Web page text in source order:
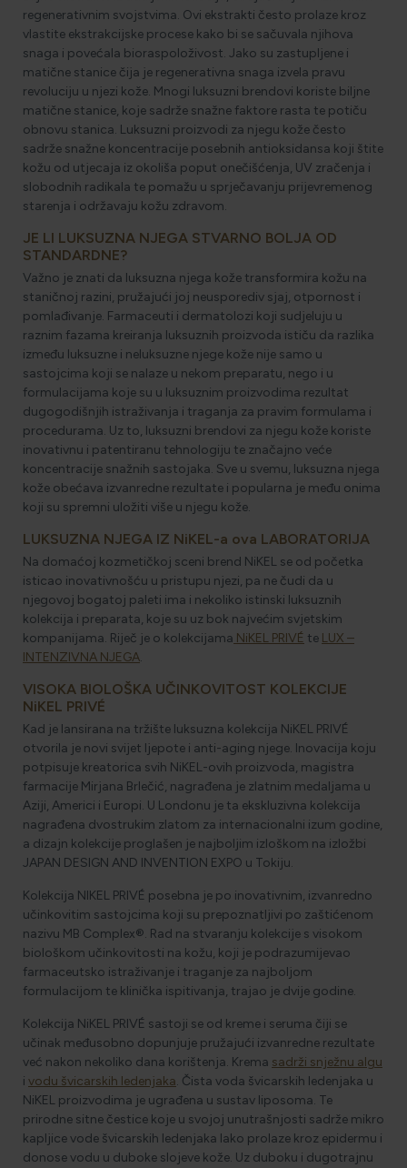
regenerativnim svojstvima. Ovi ekstrakti često prolaze kroz
vlastite ekstrakcijske procese kako bi se sačuvala njihova
snaga i povećala bioraspoloživost. Jako su zastupljene i
matične stanice čija je regenerativna snaga izvela pravu
revoluciju u njezi kože. Mnogi luksuzni brendovi koriste biljne
matične stanice, koje sadrže snažne faktore rasta te potiču
obnovu stanica. Luksuzni proizvodi za njegu kože često
sadrže snažne koncentracije posebnih antioksidansa koji štite
kožu od utjecaja iz okoliša poput onečišćenja, UV zračenja i
slobodnih radikala te pomažu u sprječavanju prijevremenog
starenja i održavaju kožu zdravom.
JE LI LUKSUZNA NJEGA STVARNO BOLJA OD
STANDARDNE?
Važno je znati da luksuzna njega kože transformira kožu na
staničnoj razini, pružajući joj neusporediv sjaj, otpornost i
pomlađivanje. Farmaceuti i dermatolozi koji sudjeluju u
raznim fazama kreiranja luksuznih proizvoda ističu da razlika
između luksuzne i neluksuzne njege kože nije samo u
sastojcima koji se nalaze u nekom preparatu, nego i u
formulacijama koje su u luksuznim proizvodima rezultat
dugogodišnjih istraživanja i traganja za pravim formulama i
procedurama. Uz to, luksuzni brendovi za njegu kože koriste
inovativnu i patentiranu tehnologiju te značajno veće
koncentracije snažnih sastojaka. Sve u svemu, luksuzna njega
kože obećava izvanredne rezultate i popularna je među onima
koji su spremni uložiti više u njegu kože.
LUKSUZNA NJEGA IZ NiKEL-a ova LABORATORIJA
Na domaćoj kozmetičkoj sceni brend NiKEL se od početka
isticao inovativnošću u pristupu njezi, pa ne čudi da u
njegovoj bogatoj paleti ima i nekoliko istinski luksuznih
kolekcija i preparata, koje su uz bok najvećim svjetskim
kompanijama. Riječ je o kolekcijama NiKEL PRIVÉ te LUX –
INTENZIVNA NJEGA.
VISOKA BIOLOŠKA UČINKOVITOST KOLEKCIJE
NiKEL PRIVÉ
Kad je lansirana na tržište luksuzna kolekcija NiKEL PRIVÉ
otvorila je novi svijet ljepote i anti-aging njege. Inovacija koju
potpisuje kreatorica svih NiKEL-ovih proizvoda, magistra
farmacije Mirjana Brlečić, nagrađena je zlatnim medaljama u
Aziji, Americi i Europi. U Londonu je ta ekskluzivna kolekcija
nagrađena dvostrukim zlatom za internacionalni izum godine,
a dizajn kolekcije proglašen je najboljim izloškom na izložbi
JAPAN DESIGN AND INVENTION EXPO u Tokiju.
Kolekcija NIKEL PRIVÉ posebna je po inovativnim, izvanredno
učinkovitim sastojcima koji su prepoznatljivi po zaštićenom
nazivu MB Complex®. Rad na stvaranju kolekcije s visokom
biološkom učinkovitosti na kožu, koji je podrazumijevao
farmaceutsko istraživanje i traganje za najboljom
formulacijom te klinička ispitivanja, trajao je dvije godine.
Kolekcija NiKEL PRIVÉ sastoji se od kreme i seruma čiji se
učinak međusobno dopunjuje pružajući izvanredne rezultate
već nakon nekoliko dana korištenja. Krema sadrži snježnu algu
i vodu švicarskih ledenjaka. Čista voda švicarskih ledenjaka u
NiKEL proizvodima je ugrađena u sustav liposoma. Te
prirodne sitne čestice koje u svojoj unutrašnjosti sadrže mikro
kapljice vode švicarskih ledenjaka lako prolaze kroz epidermu i
donose vodu u duboke slojeve kože. Uz duboku i dugotrajnu